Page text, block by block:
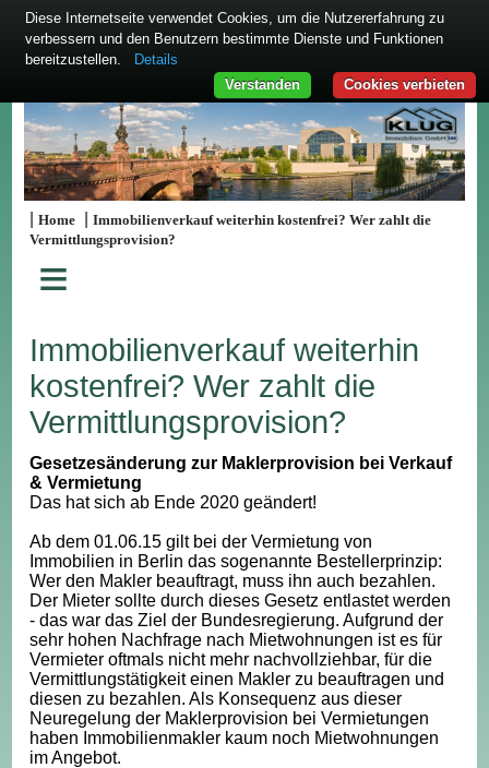
|Home |Immobilienverkauf weiterhin kostenfrei? Wer zahlt die
Vermittlungsprovision?
≡
Immobilienverkauf weiterhin
kostenfrei? Wer zahlt die
Vermittlungsprovision?
Gesetzesänderung zur Maklerprovision bei Verkauf
& Vermietung
Das hat sich ab Ende 2020 geändert!
Ab dem 01.06.15 gilt bei der Vermietung von
Immobilien in Berlin das sogenannte Bestellerprinzip:
Wer den Makler beauftragt, muss ihn auch bezahlen.
Der Mieter sollte durch dieses Gesetz entlastet werden
- das war das Ziel der Bundesregierung. Aufgrund der
sehr hohen Nachfrage nach Mietwohnungen ist es für
Vermieter oftmals nicht mehr nachvollziehbar, für die
Vermittlungstätigkeit einen Makler zu beauftragen und
diesen zu bezahlen. Als Konsequenz aus dieser
Neuregelung der Maklerprovision bei Vermietungen
haben Immobilienmakler kaum noch Mietwohnungen
im Angebot.
Diese Internetseite verwendet Cookies, um die Nutzererfahrung zu
verbessern und den Benutzern bestimmte Dienste und Funktionen
bereitzustellen.
Details
Cookies verbieten
Verstanden